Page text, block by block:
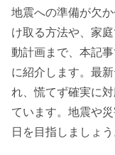
地震への準備が欠
け取る方法や、家
動計画まで、本記
に紹介します。最
れ、慌てず確実に
ています。地震や
日を目指しましょう